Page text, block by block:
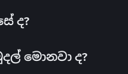
ද?
මොනවා ද?